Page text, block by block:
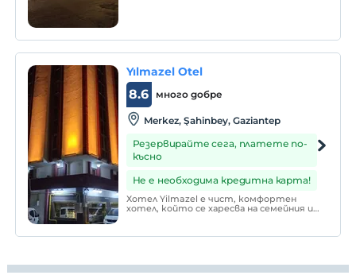
Yılmazel Otel
много добре
8.6
Merkez, Şahinbey, Gaziantep
Резервирайте сега, платете по-
късно
Не е необходима кредитна карта!
Хотел Yilmazel е чист, комфортен
хотел, който се харесва на семейния и
части на хотела има безплатен Wi-Fi.